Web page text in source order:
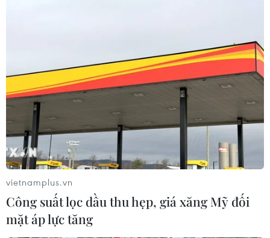
vietnamplus.vn
Công suất lọc dầu thu hẹp, giá xăng Mỹ đối
mặt áp lực tăng